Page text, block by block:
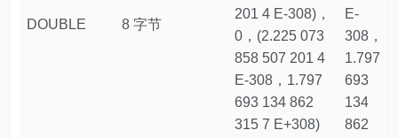
DOUBLE 8 字节
201 4 E-308)，
0，(2.225 073
858 507 201 4
E-308，1.797
693 134 862
315 7 E+308)
E-
308，
1.797
693
134
862